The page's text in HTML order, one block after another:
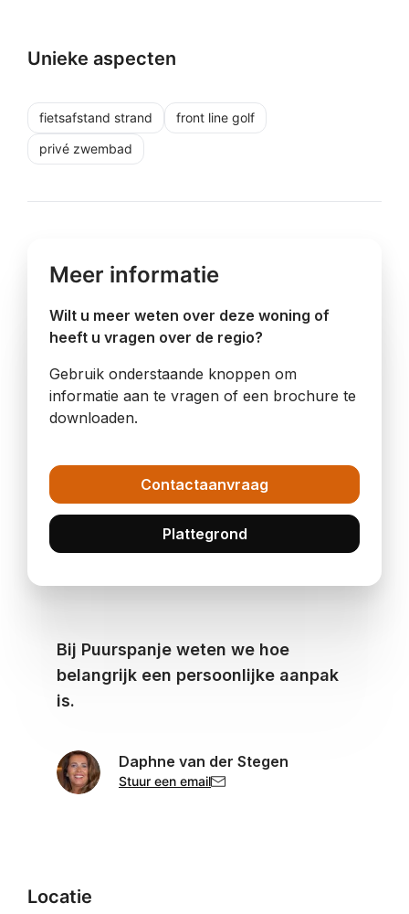
Unieke aspecten
fietsafstand strand
front line golf
privé zwembad
Meer informatie
Wilt u meer weten over deze woning of
heeft u vragen over de regio?
Gebruik onderstaande knoppen om
informatie aan te vragen of een brochure te
downloaden.
Contactaanvraag
Plattegrond
Bij Puurspanje weten we hoe
belangrijk een persoonlijke aanpak
is.
Daphne van der Stegen
Stuur een email
Locatie